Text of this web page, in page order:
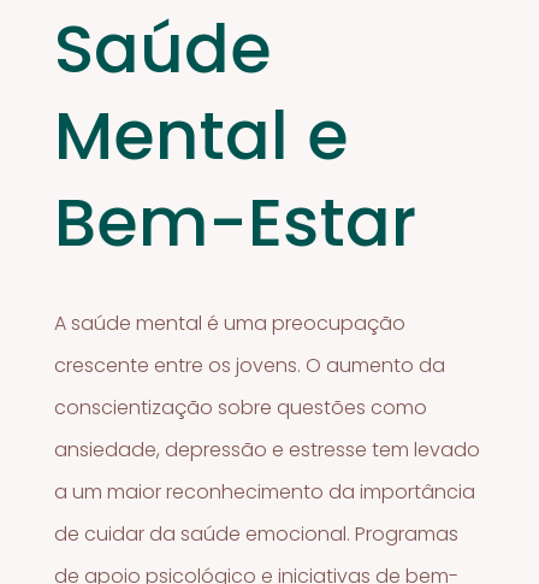
Saúde
Mental e
Bem-Estar
A saúde mental é uma preocupação
crescente entre os jovens. O aumento da
conscientização sobre questões como
ansiedade, depressão e estresse tem levado
a um maior reconhecimento da importância
de cuidar da saúde emocional. Programas
de apoio psicológico e iniciativas de bem-